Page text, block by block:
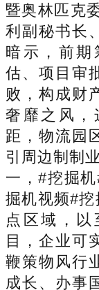
暨奥林匹克
利副秘书长
暗示，前期
估、项目审
败，构成财
奢靡之风，
距，物流园
引周边制制
一，#挖掘
掘机视频#
点区域，
目，企业可
鞭策物风行
成长、办事